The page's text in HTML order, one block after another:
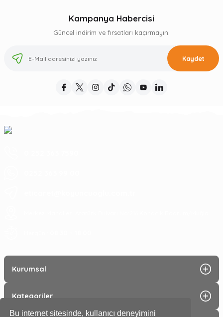
Bu internet sitesinde, kullanıcı deneyimini
Kampanya Habercisi
Güncel indirim ve fırsatları kaçırmayın.
Kaydet
Kurumsal
Kategoriler